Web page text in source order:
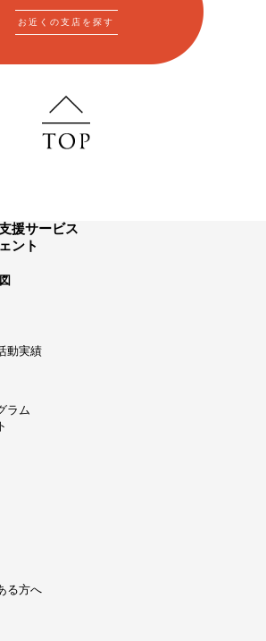
お近くの支店を探す
援サービス
ント
動実績
ラム
る方へ